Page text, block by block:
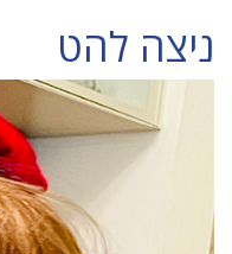
ניצה להט